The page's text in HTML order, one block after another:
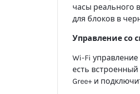
часы реального
для блоков в
Управление со
Wi-Fi
есть
Gree+ и